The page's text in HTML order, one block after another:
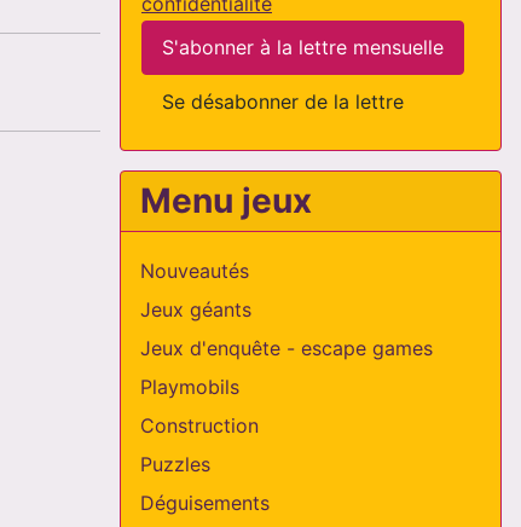
S'abonner à la lettre mensuelle
Se désabonner de la lettre
Menu jeux
Nouveautés
Jeux géants
Jeux d'enquête - escape games
Playmobils
Construction
Puzzles
Déguisements